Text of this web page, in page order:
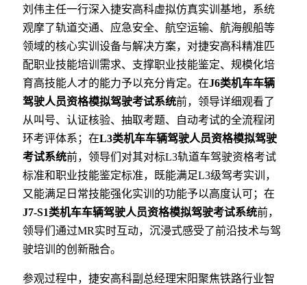
刘伟主任一行深入捷安高科虚拟仿真实训基地，系统
观摩了轨道交通、应急安全、航空运输、航海舰船等
领域的核心实训设备与解决方案，对捷安高科精准匹
配职业技能培训需求、支撑职业技能鉴定、规模化培
育高技能人才的能力予以充分肯定。在J6类机车车辆
驾驶人员资格模拟驾驶考试系统前，领导详细观看了
从叫号、认证核验、抽取考题、自动考试的全流程闭
环考评体系；在L3类机车车辆驾驶人员资格模拟驾驶
考试系统前，领导们对其对标L3轨道车驾驶资格考试
标准和职业技能鉴定标准，既能满足L3级驾考实训，
又能满足日常技能强化实训的功能予以高度认可；在
J7-S1类机车车辆驾驶人员资格模拟驾驶考试系统前，
领导们通过MR实时互动，沉浸式感受了前沿技术与驾
驶培训的创新融合。
参观过程中，捷安高科副总经理宋阳聚焦铁路行业智